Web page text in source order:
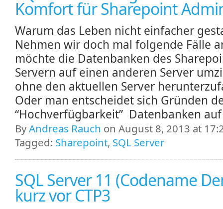
Komfort für Sharepoint
Warum das Leben nicht einfacher
Nehmen wir doch mal folgende Fälle
möchte die Datenbanken des
Servern auf einen anderen Server
ohne den aktuellen Server
Oder man entscheidet sich Gründen
“Hochverfügbarkeit” Datenbanken
ByAndreas Rauch on August 8, 2013 at
Tagged: Sharepoint, SQL Server
SQL Server 11 (Codename
kurz vor CTP3